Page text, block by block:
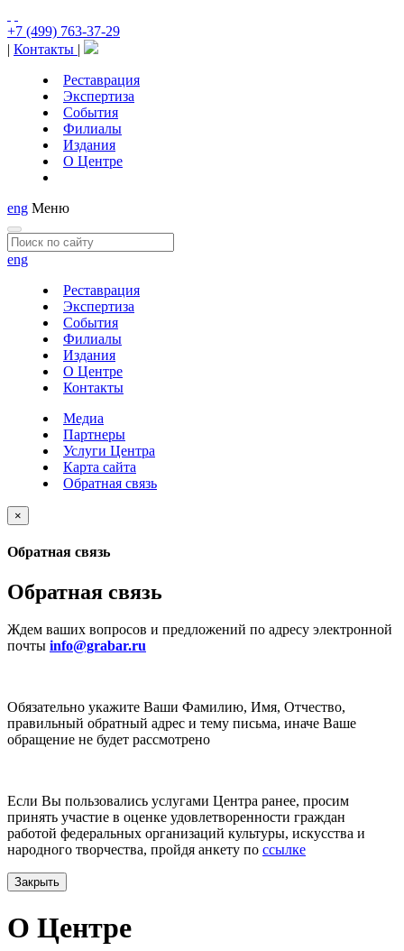
+7 (499) 763-37-29
| Контакты |
Реставрация
Экспертиза
События
Филиалы
Издания
О Центре
eng Меню
eng
Реставрация
Экспертиза
События
Филиалы
Издания
О Центре
Контакты
Медиа
Партнеры
Услуги Центра
Карта сайта
Обратная связь
×
Обратная связь
Обратная связь
Ждем ваших вопросов и предложений по адресу электронной
почты info@grabar.ru
Обязательно укажите Ваши Фамилию, Имя, Отчество,
правильный обратный адрес и тему письма, иначе Ваше
обращение не будет рассмотрено
Если Вы пользовались услугами Центра ранее, просим
принять участие в оценке удовлетворенности граждан
работой федеральных организаций культуры, искусства и
народного творчества, пройдя анкету по ссылке
Закрыть
О Центре